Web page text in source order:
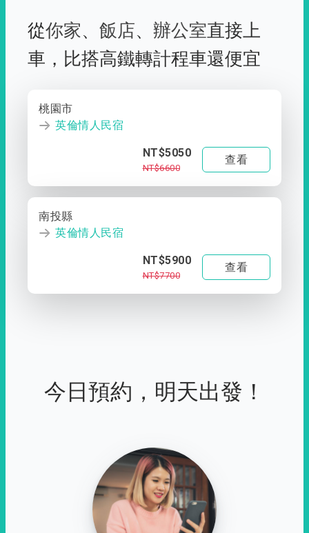
從你家、 飯店、 辦公室直接上
車， 比搭高鐵轉計程車還便宜
桃園市
英倫情人民宿
NT$5050
NT$6600
查看
南投縣
英倫情人民宿
NT$5900
NT$7700
查看
今日預約，明天出發！